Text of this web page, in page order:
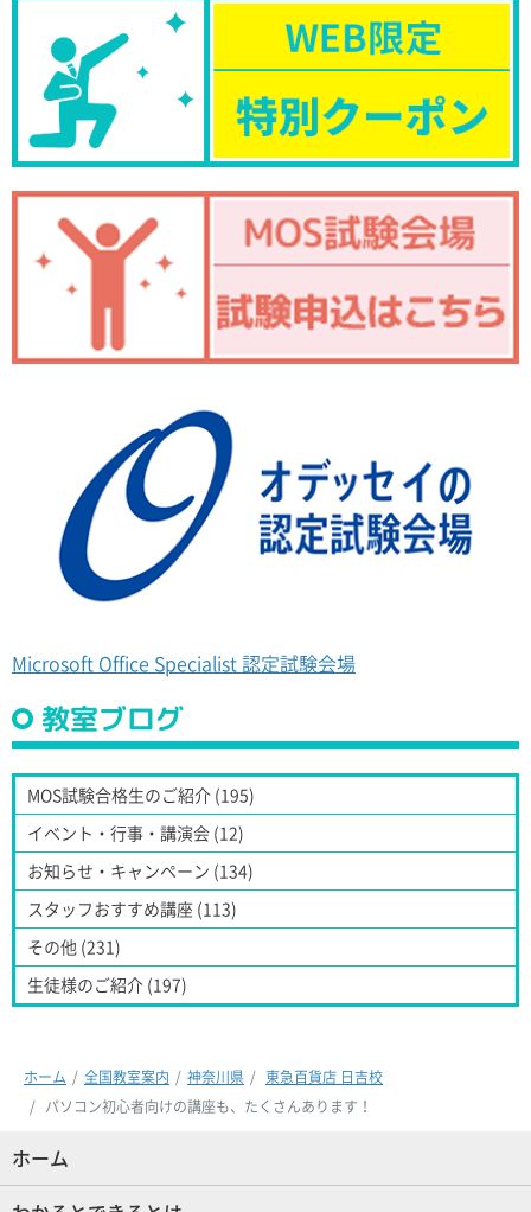
Microsoft Office Specialist 認定試験会場
教室ブログ
MOS試験合格生のご紹介 (195)
イベント・行事・講演会 (12)
お知らせ・キャンペーン (134)
スタッフおすすめ講座 (113)
その他 (231)
生徒様のご紹介 (197)
ホーム 全国教室案内 神奈川県
東急百貨店 日吉校
パソコン初心者向けの講座も、たくさんあります！
ホーム